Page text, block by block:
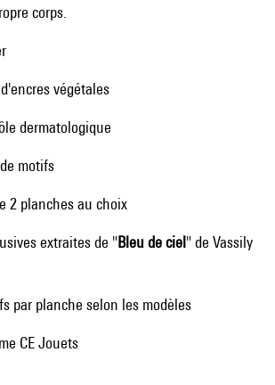
corps.
végétales
dermatologique
motifs
2 planches au choix
extraites de "Bleu de ciel" de Vassily
par planche selon les modèles
CE Jouets